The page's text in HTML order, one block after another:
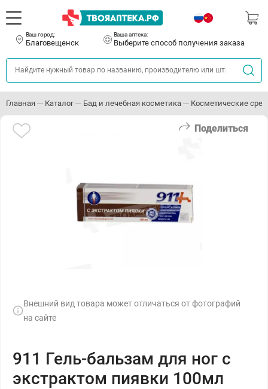
Ваш город:
Благовещенск
Ваша аптека:
Выберите способ получения заказа
Главная Каталог Бад и лечебная косметика Косметические
Поделиться
Внешний вид товара может отличаться от фотографий
на сайте
911 Гель-бальзам для ног с
экстрактом пиявки 100мл